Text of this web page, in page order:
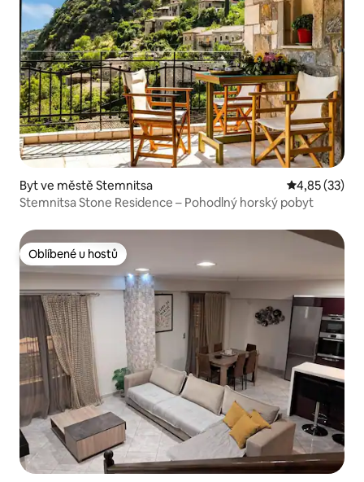
Byt ve městě Stemnitsa Průměrné
4,85 (33)
Stemnitsa Stone Residence – Pohodlný horský pobyt
Oblíbené u hostů
Oblíbené u hostů